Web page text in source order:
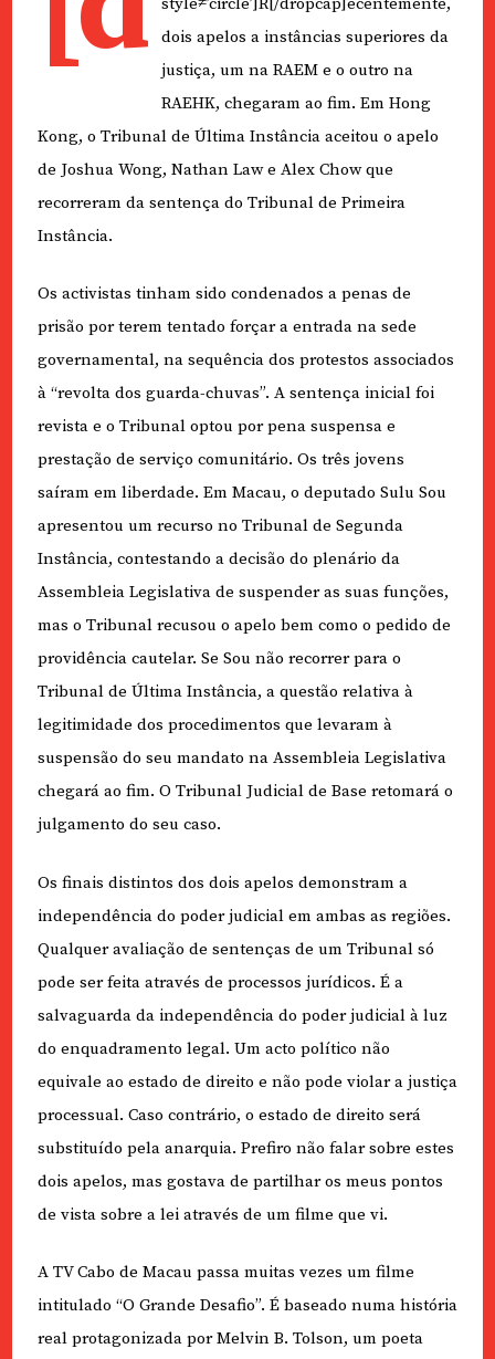
dois apelos a instâncias superiores da
justiça, um na RAEM e o outro na
RAEHK, chegaram ao fim. Em Hong
Kong, o Tribunal de Última Instância aceitou o apelo
de Joshua Wong, Nathan Law e Alex Chow que
recorreram da sentença do Tribunal de Primeira
Instância.
Os activistas tinham sido condenados a penas de
prisão por terem tentado forçar a entrada na sede
governamental, na sequência dos protestos associados
à “revolta dos guarda-chuvas”. A sentença inicial foi
revista e o Tribunal optou por pena suspensa e
prestação de serviço comunitário. Os três jovens
saíram em liberdade. Em Macau, o deputado Sulu Sou
apresentou um recurso no Tribunal de Segunda
Instância, contestando a decisão do plenário da
Assembleia Legislativa de suspender as suas funções,
mas o Tribunal recusou o apelo bem como o pedido de
providência cautelar. Se Sou não recorrer para o
Tribunal de Última Instância, a questão relativa à
legitimidade dos procedimentos que levaram à
suspensão do seu mandato na Assembleia Legislativa
chegará ao fim. O Tribunal Judicial de Base retomará o
julgamento do seu caso.
Os finais distintos dos dois apelos demonstram a
independência do poder judicial em ambas as regiões.
Qualquer avaliação de sentenças de um Tribunal só
pode ser feita através de processos jurídicos. É a
salvaguarda da independência do poder judicial à luz
do enquadramento legal. Um acto político não
equivale ao estado de direito e não pode violar a justiça
processual. Caso contrário, o estado de direito será
substituído pela anarquia. Prefiro não falar sobre estes
dois apelos, mas gostava de partilhar os meus pontos
de vista sobre a lei através de um filme que vi.
A TV Cabo de Macau passa muitas vezes um filme
intitulado “O Grande Desafio”. É baseado numa história
real protagonizada por Melvin B. Tolson, um poeta